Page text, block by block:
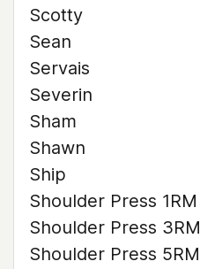
Scotty
Sean
Servais
Severin
Sham
Shawn
Ship
Shoulder Press 1RM
Shoulder Press 3RM
Shoulder Press 5RM